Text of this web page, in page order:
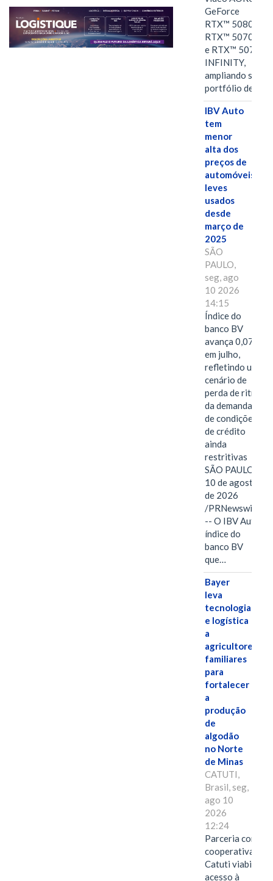
GeForce
RTX™ 5080,
RTX™ 5070 Ti
e RTX™ 5070
INFINITY,
ampliando seu
portfólio de…
IBV Auto
tem
menor
alta dos
preços de
automóveis
leves
usados
desde
março de
2025
SÃO
PAULO,
seg, ago
10 2026
14:15
Índice do
banco BV
avança 0,07%
em julho,
refletindo um
cenário de
perda de ritmo
da demanda e
de condições
de crédito
ainda
restritivas
SÃO PAULO,
10 de agosto
de 2026
/PRNewswire/
-- O IBV Auto,
índice do
banco BV
que…
Bayer
leva
tecnologia
e logística
a
agricultores
familiares
para
fortalecer
a
produção
de
algodão
no Norte
de Minas
CATUTI,
Brasil, seg,
ago 10
2026
12:24
Parceria com
cooperativa de
Catuti viabiliza
acesso à